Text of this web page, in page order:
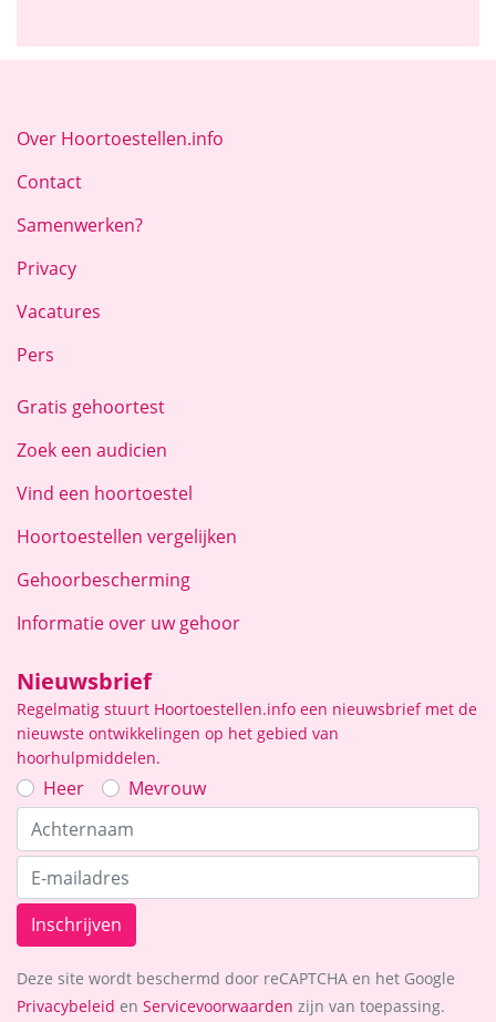
Over Hoortoestellen.info
Contact
Samenwerken?
Privacy
Vacatures
Pers
Gratis gehoortest
Zoek een audicien
Vind een hoortoestel
Hoortoestellen vergelijken
Gehoorbescherming
Informatie over uw gehoor
Nieuwsbrief
Regelmatig stuurt Hoortoestellen.info een nieuwsbrief met de
nieuwste ontwikkelingen op het gebied van
hoorhulpmiddelen.
Heer Mevrouw
Inschrijven
Deze site wordt beschermd door reCAPTCHA en het Google
Privacybeleid en Servicevoorwaarden zijn van toepassing.